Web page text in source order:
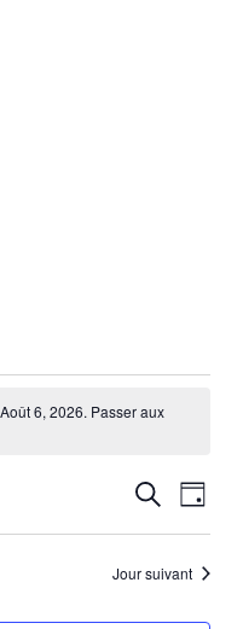
6, 2026. Passer aux
de
vues
Recherche
de
vues
Jour
Jour suivant